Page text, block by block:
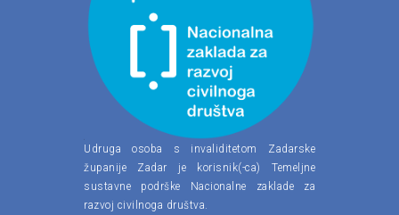
Udruga osoba s invaliditetom Zadarske
županije Zadar je korisnik(-ca) Temeljne
sustavne podrške Nacionalne zaklade za
razvoj civilnoga društva.